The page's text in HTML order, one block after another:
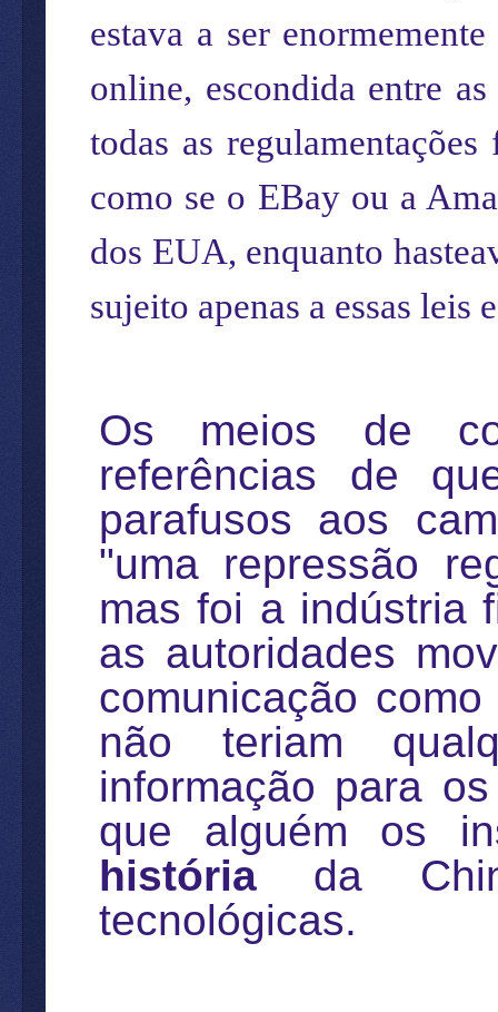
estava a ser
online, escondida entre
todas as
como se o EBay ou a
dos EUA, enquanto
sujeito apenas a essas leis
Os meios de
referências de
parafusos aos
"uma repressão
mas foi a indústria
as autoridades
comunicação
não teriam
informação para
que alguém os
história da
tecnológicas.